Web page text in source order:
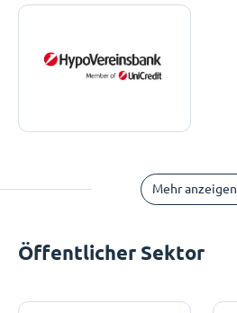
Mehr anzeigen
Öffentlicher Sektor